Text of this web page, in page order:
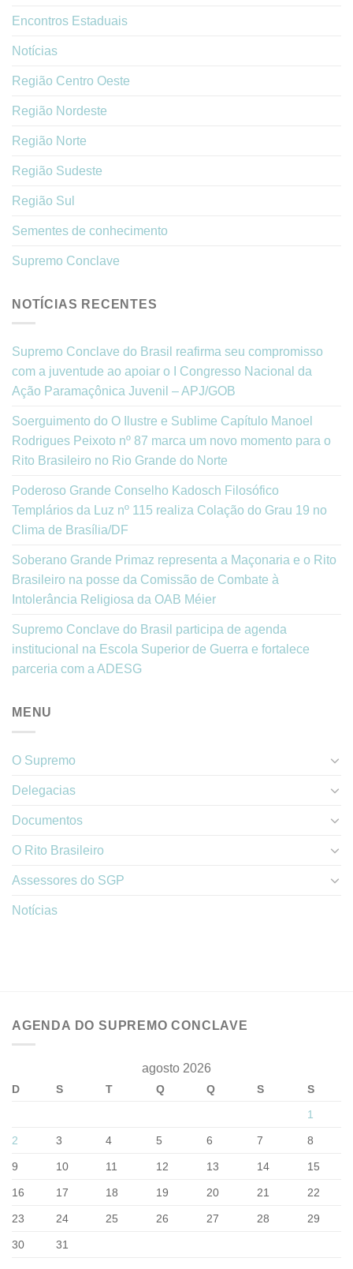
Encontros Estaduais
Notícias
Região Centro Oeste
Região Nordeste
Região Norte
Região Sudeste
Região Sul
Sementes de conhecimento
Supremo Conclave
NOTÍCIAS RECENTES
Supremo Conclave do Brasil reafirma seu compromisso
com a juventude ao apoiar o I Congresso Nacional da
Ação Paramaçônica Juvenil – APJ/GOB
Soerguimento do O Ilustre e Sublime Capítulo Manoel
Rodrigues Peixoto nº 87 marca um novo momento para o
Rito Brasileiro no Rio Grande do Norte
Poderoso Grande Conselho Kadosch Filosófico
Templários da Luz nº 115 realiza Colação do Grau 19 no
Clima de Brasília/DF
Soberano Grande Primaz representa a Maçonaria e o Rito
Brasileiro na posse da Comissão de Combate à
Intolerância Religiosa da OAB Méier
Supremo Conclave do Brasil participa de agenda
institucional na Escola Superior de Guerra e fortalece
parceria com a ADESG
MENU
O Supremo
Delegacias
Documentos
O Rito Brasileiro
Assessores do SGP
Notícias
AGENDA DO SUPREMO CONCLAVE
agosto 2026
D S T Q Q S
S
1
2 3 4 5 6 7 8
9 10 11 12 13 14 15
16 17 18 19 20 21 22
23 24 25 26 27 28 29
30 31